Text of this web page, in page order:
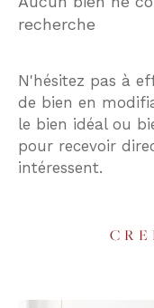
recherche
N'hésitez pas à
de bien en
le bien idéal ou
pour recevoir
intéressent.
Ville
Budget
Budget
Surface
Surface